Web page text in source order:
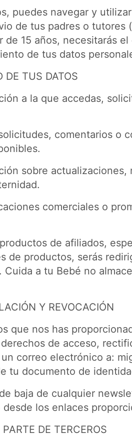
puedes navegar y
de tus padres o tutores
de 15 años, necesitarás
de tus datos
DE TUS DATOS
a la que accedas,
comentarios o
sobre actualizaciones,
comerciales o
de afiliados,
de productos, serás
Cuida a tu Bebé no
Y REVOCACIÓN
que nos has
de acceso,
correo electrónico a:
tu documento de
baja de cualquier
los enlaces
DE TERCEROS